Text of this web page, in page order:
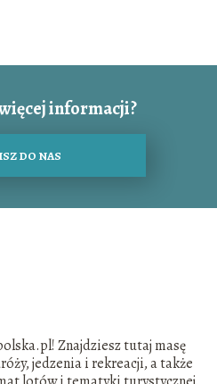
informacji?
DO NAS
Znajdziesz tutaj masę
jedzenia i rekreacji, a także